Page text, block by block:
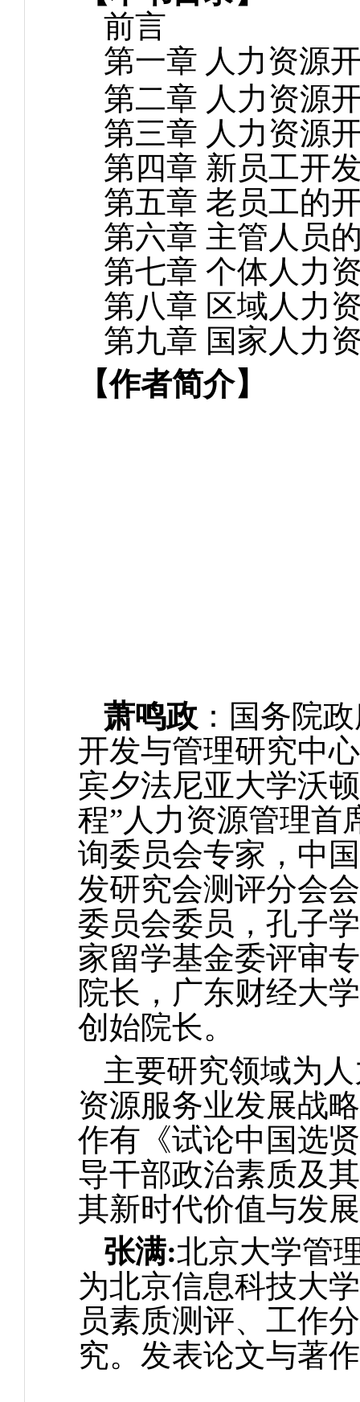
前言
第一章 人力资源
第二章 人力资源
第三章 人力资源
第四章 新员工开
第五章 老员工的
第六章 主管人员
第七章 个体人力
第八章 区域人力
第九章 国家人力
【作者简介】
萧鸣政 ：国务院
开发与管理研究中
宾夕法尼亚大学沃
程”人力资源管理首
询委员会专家，中
发研究会测评分会
委员会委员，孔子
家留学基金委评审
院长，广东财经大
创始院长。
主要研究领域为
资源服务业发展战
作有《试论中国选
导干部政治素质及
其新时代价值与发
张满:北京大学管
为北京信息科技大
员素质测评、工作
究。发表论文与著